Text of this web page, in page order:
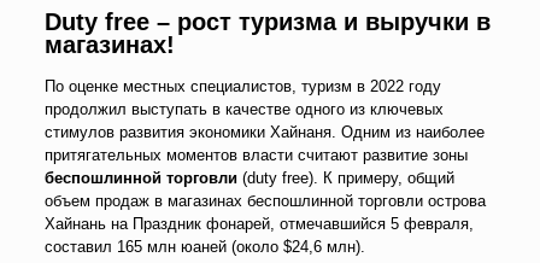
Duty free – рост туризма и выручки в
магазинах!
По оценке местных специалистов, туризм в 2022 году
продолжил выступать в качестве одного из ключевых
стимулов развития экономики Хайнаня. Одним из наиболее
притягательных моментов власти считают развитие зоны
беспошлинной торговли(duty free). К примеру, общий
объем продаж в магазинах беспошлинной торговли острова
Хайнань на Праздник фонарей, отмечавшийся 5 февраля,
составил 165 млн юаней (около $24,6 млн).